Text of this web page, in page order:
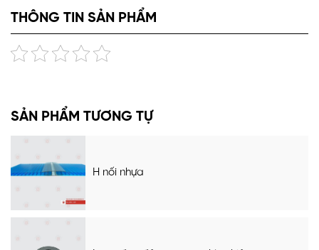
THÔNG TIN SẢN PHẨM
SẢN PHẨM TƯƠNG TỰ
H nối nhựa